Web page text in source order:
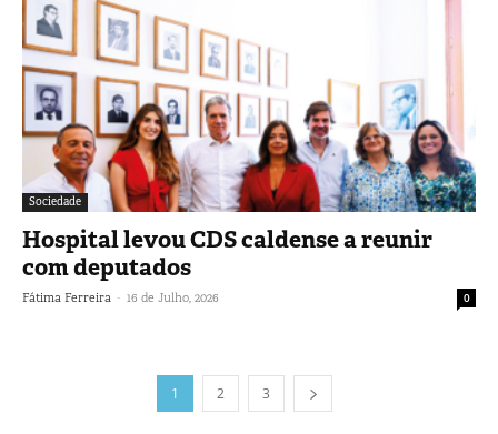
Sociedade
Hospital levou CDS caldense a reunir
com deputados
Fátima Ferreira - 16 de Julho, 2026 0
1 2 3